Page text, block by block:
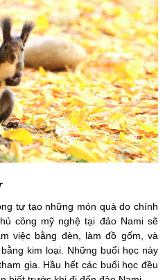
tự tạo những món quà do chính
hủ công mỹ nghệ tại đảo Nami sẽ
việc bằng đèn, làm đồ gốm, và
kim loại. Những buổi học này
gia. Hầu hết các buổi học đều